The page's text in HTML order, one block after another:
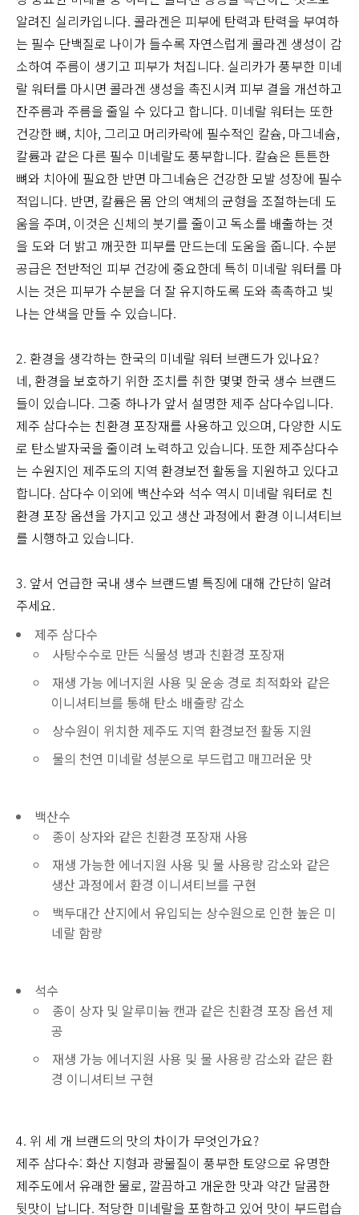
알려진 실리카입니다. 콜라겐은 피부에 탄력과 탄력을 부여하
는 필수 단백질로 나이가 들수록 자연스럽게 콜라겐 생성이 감
소하여 주름이 생기고 피부가 처집니다. 실리카가 풍부한 미네
랄 워터를 마시면 콜라겐 생성을 촉진시켜 피부 결을 개선하고
잔주름과 주름을 줄일 수 있다고 합니다. 미네랄 워터는 또한
건강한 뼈, 치아, 그리고 머리카락에 필수적인 칼슘, 마그네슘,
칼륨과 같은 다른 필수 미네랄도 풍부합니다. 칼슘은 튼튼한
뼈와 치아에 필요한 반면 마그네슘은 건강한 모발 성장에 필수
적입니다. 반면, 칼륨은 몸 안의 액체의 균형을 조절하는데 도
움을 주며, 이것은 신체의 붓기를 줄이고 독소를 배출하는 것
을 도와 더 밝고 깨끗한 피부를 만드는데 도움을 줍니다. 수분
공급은 전반적인 피부 건강에 중요한데 특히 미네랄 워터를 마
시는 것은 피부가 수분을 더 잘 유지하도록 도와 촉촉하고 빛
나는 안색을 만들 수 있습니다.
2. 환경을 생각하는 한국의 미네랄 워터 브랜드가 있나요?
네, 환경을 보호하기 위한 조치를 취한 몇몇 한국 생수 브랜드
들이 있습니다. 그중 하나가 앞서 설명한 제주 삼다수입니다.
제주 삼다수는 친환경 포장재를 사용하고 있으며, 다양한 시도
로 탄소발자국을 줄이려 노력하고 있습니다. 또한 제주삼다수
는 수원지인 제주도의 지역 환경보전 활동을 지원하고 있다고
합니다. 삼다수 이외에 백산수와 석수 역시 미네랄 워터로 친
환경 포장 옵션을 가지고 있고 생산 과정에서 환경 이니셔티브
를 시행하고 있습니다.
3. 앞서 언급한 국내 생수 브랜드별 특징에 대해 간단히 알려
주세요.
제주 삼다수
사탕수수로 만든 식물성 병과 친환경 포장재
재생 가능 에너지원 사용 및 운송 경로 최적화와 같은
이니셔티브를 통해 탄소 배출량 감소
상수원이 위치한 제주도 지역 환경보전 활동 지원
물의 천연 미네랄 성분으로 부드럽고 매끄러운 맛
백산수
종이 상자와 같은 친환경 포장재 사용
재생 가능한 에너지원 사용 및 물 사용량 감소와 같은
생산 과정에서 환경 이니셔티브를 구현
백두대간 산지에서 유입되는 상수원으로 인한 높은 미
네랄 함량
석수
종이 상자 및 알루미늄 캔과 같은 친환경 포장 옵션 제
공
재생 가능 에너지원 사용 및 물 사용량 감소와 같은 환
경 이니셔티브 구현
4. 위 세 개 브랜드의 맛의 차이가 무엇인가요?
제주 삼다수: 화산 지형과 광물질이 풍부한 토양으로 유명한
제주도에서 유래한 물로, 깔끔하고 개운한 맛과 약간 달콤한
뒷맛이 납니다. 적당한 미네랄을 포함하고 있어 맛이 부드럽습